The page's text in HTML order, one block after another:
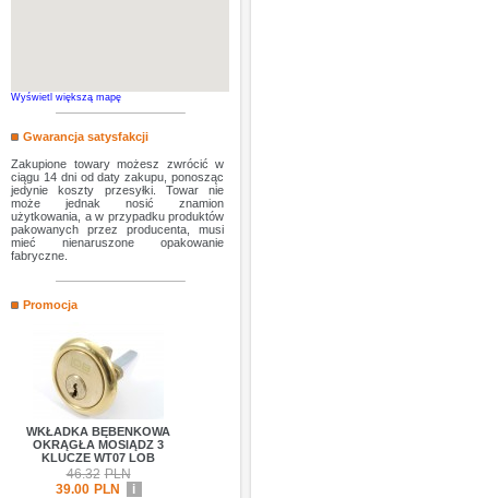
Wyświetl większą mapę
Gwarancja satysfakcji
Zakupione towary możesz zwrócić w
ciągu 14 dni od daty zakupu, ponosząc
jedynie koszty przesyłki. Towar nie
może jednak nosić znamion
użytkowania, a w przypadku produktów
pakowanych przez producenta, musi
mieć nienaruszone opakowanie
fabryczne.
Promocja
WKŁADKA BĘBENKOWA
OKRĄGŁA MOSIĄDZ 3
KLUCZE WT07 LOB
46.32 PLN
39.00 PLN i